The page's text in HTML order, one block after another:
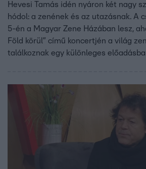
Hevesi Tamás idén nyáron két nagy
hódol: a zenének és az utazásnak. A
5-én a Magyar Zene Házában lesz,
Föld körül” című koncertjén a világ
találkoznak egy különleges